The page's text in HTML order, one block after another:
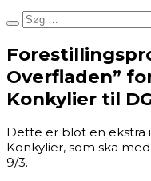
Overfladen”
Konkylier til
Dette er blot en ekstra
Konkylier, som ska
9/3.